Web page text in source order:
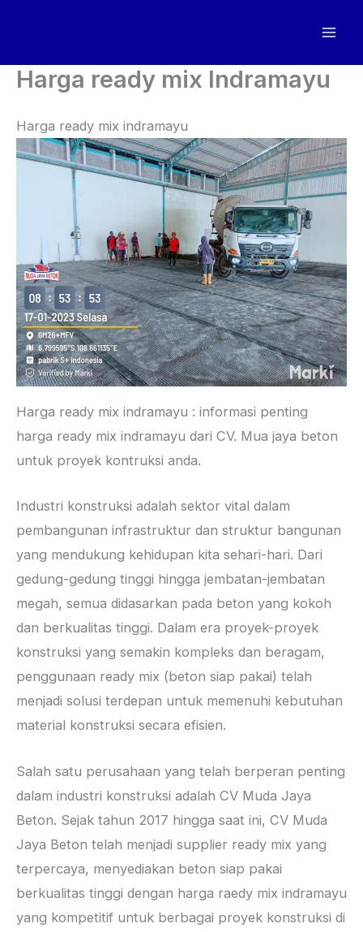
Harga ready mix Indramayu
Harga ready mix indramayu
Harga ready mix indramayu : informasi penting
harga ready mix indramayu dari CV. Mua jaya beton
untuk proyek kontruksi anda.
Industri konstruksi adalah sektor vital dalam
pembangunan infrastruktur dan struktur bangunan
yang mendukung kehidupan kita sehari-hari. Dari
gedung-gedung tinggi hingga jembatan-jembatan
megah, semua didasarkan pada beton yang kokoh
dan berkualitas tinggi. Dalam era proyek-proyek
konstruksi yang semakin kompleks dan beragam,
penggunaan ready mix (beton siap pakai) telah
menjadi solusi terdepan untuk memenuhi kebutuhan
material konstruksi secara efisien.
Salah satu perusahaan yang telah berperan penting
dalam industri konstruksi adalah CV Muda Jaya
Beton. Sejak tahun 2017 hingga saat ini, CV Muda
Jaya Beton telah menjadi supplier ready mix yang
terpercaya, menyediakan beton siap pakai
berkualitas tinggi dengan harga raedy mix indramayu
yang kompetitif untuk berbagai proyek konstruksi di